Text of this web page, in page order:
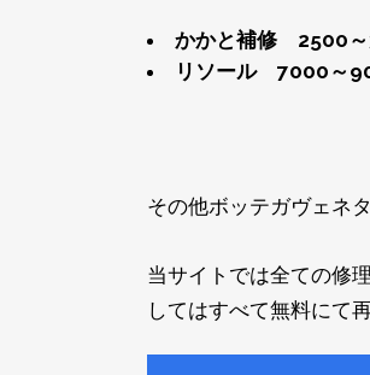
かかと補修 2500～
リソール 7000～
その他ボッテガヴェネ
当サイトでは全ての修
してはすべて無料にて